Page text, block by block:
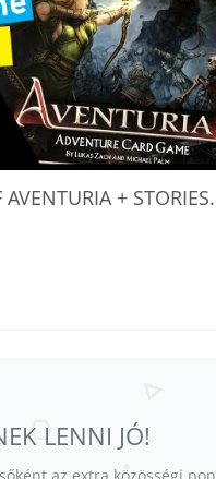
SHORT
LENNI JÓ!